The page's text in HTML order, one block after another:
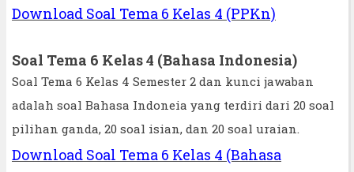
Download Soal Tema 6 Kelas 4 (PPKn)
Soal Tema 6 Kelas 4 (Bahasa Indonesia)
Soal Tema 6 Kelas 4 Semester 2 dan kunci jawaban
adalah soal Bahasa Indoneia yang terdiri dari 20 soal
pilihan ganda, 20 soal isian, dan 20 soal uraian.
Download Soal Tema 6 Kelas 4 (Bahasa